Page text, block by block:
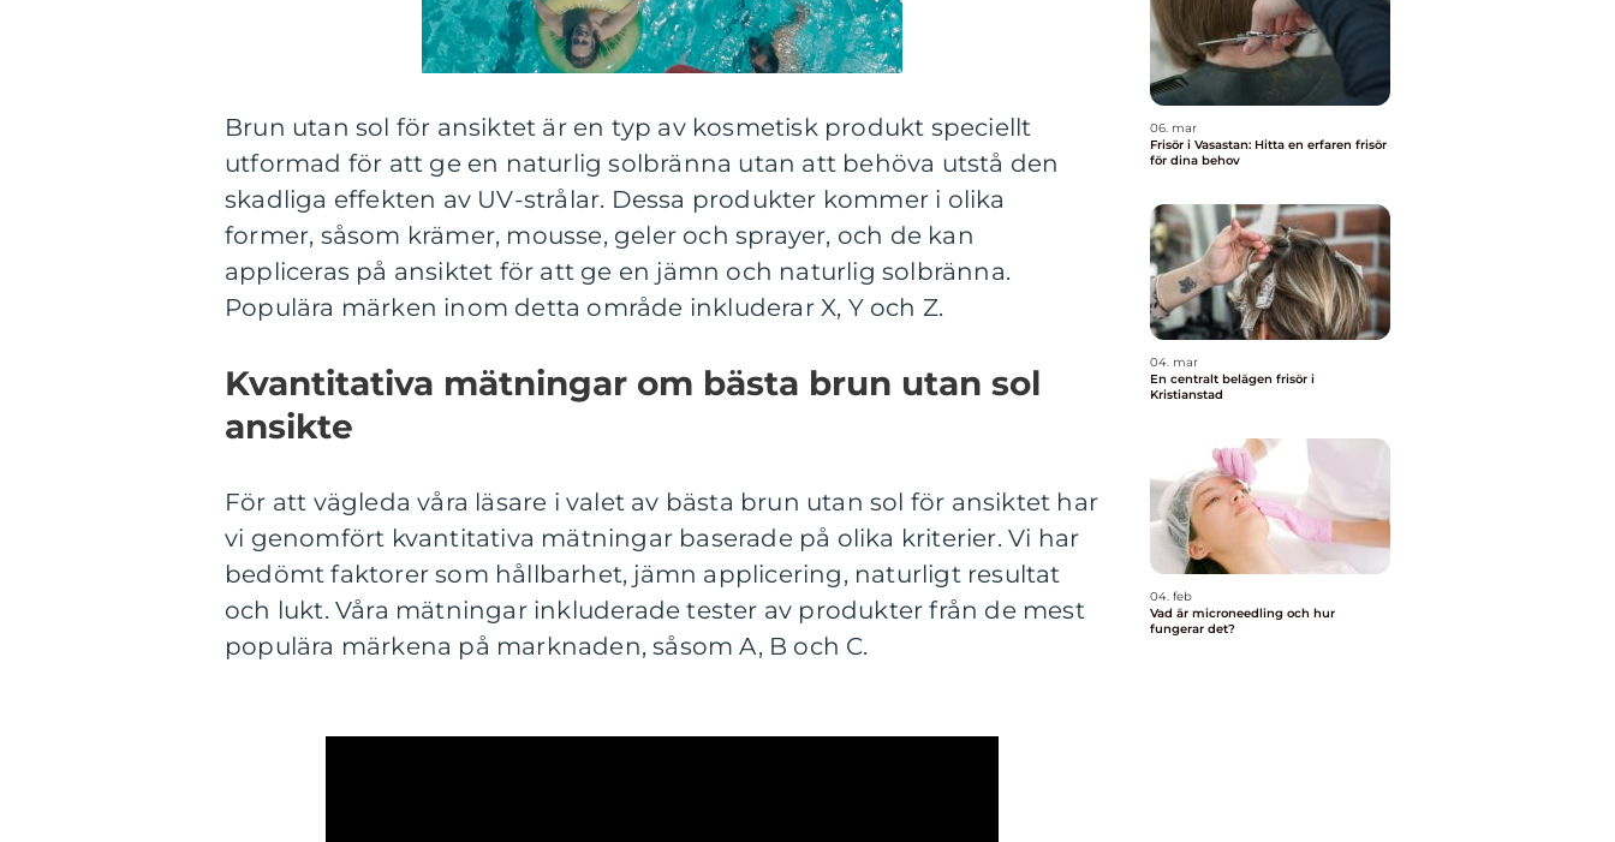
Brun utan sol för ansiktet är en typ av kosmetisk produkt speciellt
utformad för att ge en naturlig solbränna utan att behöva utstå den
skadliga effekten av UV-strålar. Dessa produkter kommer i olika
former, såsom krämer, mousse, geler och sprayer, och de kan
appliceras på ansiktet för att ge en jämn och naturlig solbränna.
Populära märken inom detta område inkluderar X, Y och Z.
Kvantitativa mätningar om bästa brun utan sol
ansikte
För att vägleda våra läsare i valet av bästa brun utan sol för ansiktet har
vi genomfört kvantitativa mätningar baserade på olika kriterier. Vi har
bedömt faktorer som hållbarhet, jämn applicering, naturligt resultat
och lukt. Våra mätningar inkluderade tester av produkter från de mest
populära märkena på marknaden, såsom A, B och C.
06. mar
Frisör i Vasastan: Hitta en erfaren frisör
för dina behov
04. mar
En centralt belägen frisör i
Kristianstad
04. feb
Vad är microneedling och hur
fungerar det?